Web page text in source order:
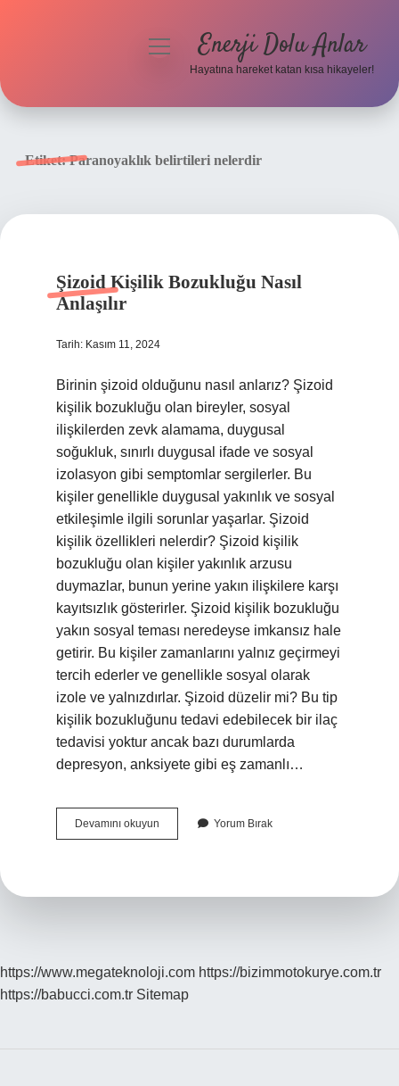
menüyüEnerji Dolu Anlar
Hayatına hareket katan kısa hikayeler!
Etiket:Paranoyaklık belirtileri nelerdir
Şizoid Kişilik Bozukluğu Nasıl
Anlaşılır
Tarih: Kasım 11, 2024
Birinin şizoid olduğunu nasıl anlarız? Şizoid
kişilik bozukluğu olan bireyler, sosyal
ilişkilerden zevk alamama, duygusal
soğukluk, sınırlı duygusal ifade ve sosyal
izolasyon gibi semptomlar sergilerler. Bu
kişiler genellikle duygusal yakınlık ve sosyal
etkileşimle ilgili sorunlar yaşarlar. Şizoid
kişilik özellikleri nelerdir? Şizoid kişilik
bozukluğu olan kişiler yakınlık arzusu
duymazlar, bunun yerine yakın ilişkilere karşı
kayıtsızlık gösterirler. Şizoid kişilik bozukluğu
yakın sosyal teması neredeyse imkansız hale
getirir. Bu kişiler zamanlarını yalnız geçirmeyi
tercih ederler ve genellikle sosyal olarak
izole ve yalnızdırlar. Şizoid düzelir mi? Bu tip
kişilik bozukluğunu tedavi edebilecek bir ilaç
tedavisi yoktur ancak bazı durumlarda
depresyon, anksiyete gibi eş zamanlı…
Devamını okuyun
Kişilik
Yorum Bırak
https://www.megateknoloji.com https://bizimmotokurye.com.tr
https://babucci.com.tr Sitemap